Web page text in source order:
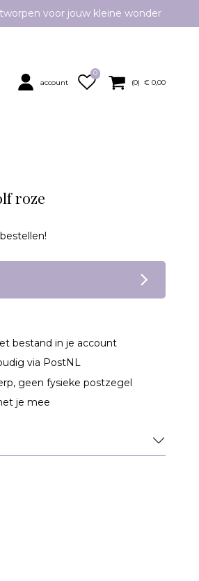
voor jouw kleine wonder
account
0
(0) € 0,00
roze
bestand in je account
via PostNL
geen fysieke postzegel
je mee